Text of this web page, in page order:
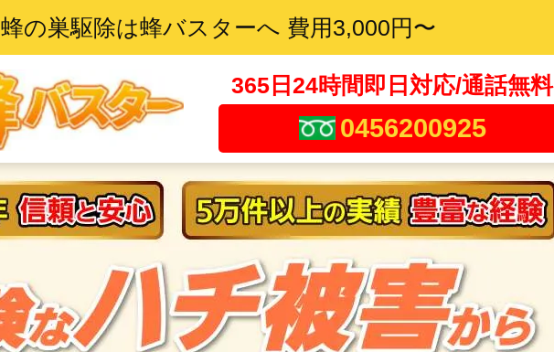
蜂の巣駆除は蜂バスターへ 費用3,000円〜
365日24時間即日対応/通話無料
0456200925